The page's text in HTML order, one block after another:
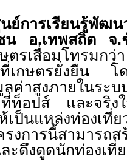
ย์การเรียนรู้พัฒน
อ.เทพสถิต จ.
ตรเสื่อมโทรมก
เกษตรยั่งยืน โ
ค่าสูงภายในระ
ที่ท็อปส์ และจริ
ป็นแหล่งท่องเที่
งการนี้สามารถส
ะดึงดูดนักท่องเที่